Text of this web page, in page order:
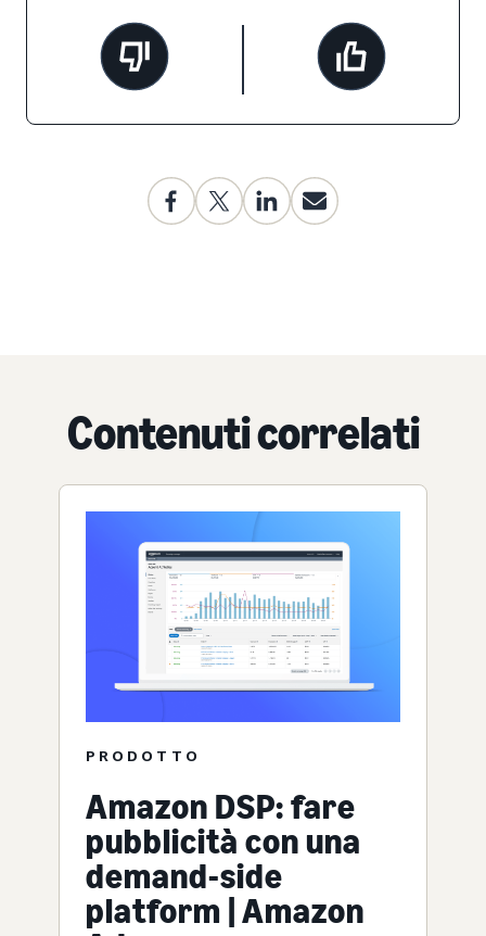
Contenuti correlati
PRODOTTO
Amazon DSP: fare
pubblicità con una
demand-side
platform | Amazon